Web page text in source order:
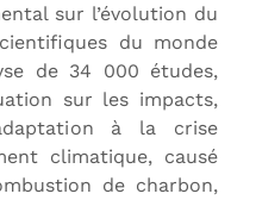
sur l’évolution du
du monde
de 34 000 études,
sur les impacts,
à la crise
climatique, causé
de charbon,